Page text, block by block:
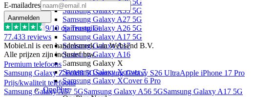
Samsung Galaxy A36 5G
Samsung Galaxy A35 5G
Samsung Galaxy A27 5G
Samsung Galaxy A26 5G
Samsung Galaxy A17 5G
Samsung Galaxy A17
Samsung Galaxy A16
Samsung Galaxy X
Samsung Galaxy Xcover 7
Samsung Galaxy XCover 6 Pro
OnePlus
E-mailadres
Aanmelden
9/10 op Trustpilot
77.433 reviews
Mobiel.nl is een handelsmerk van Websend B.V.
Alle prijzen zijn inclusief btw.
Premium telefoons
Samsung Galaxy Z Fold8 5GSamsung Galaxy S26 UltraApple iPhone 17 Pro
Prijs/kwaliteit telefoons
Samsung Galaxy A57 5GSamsung Galaxy A56 5GSamsung Galaxy A17 5G